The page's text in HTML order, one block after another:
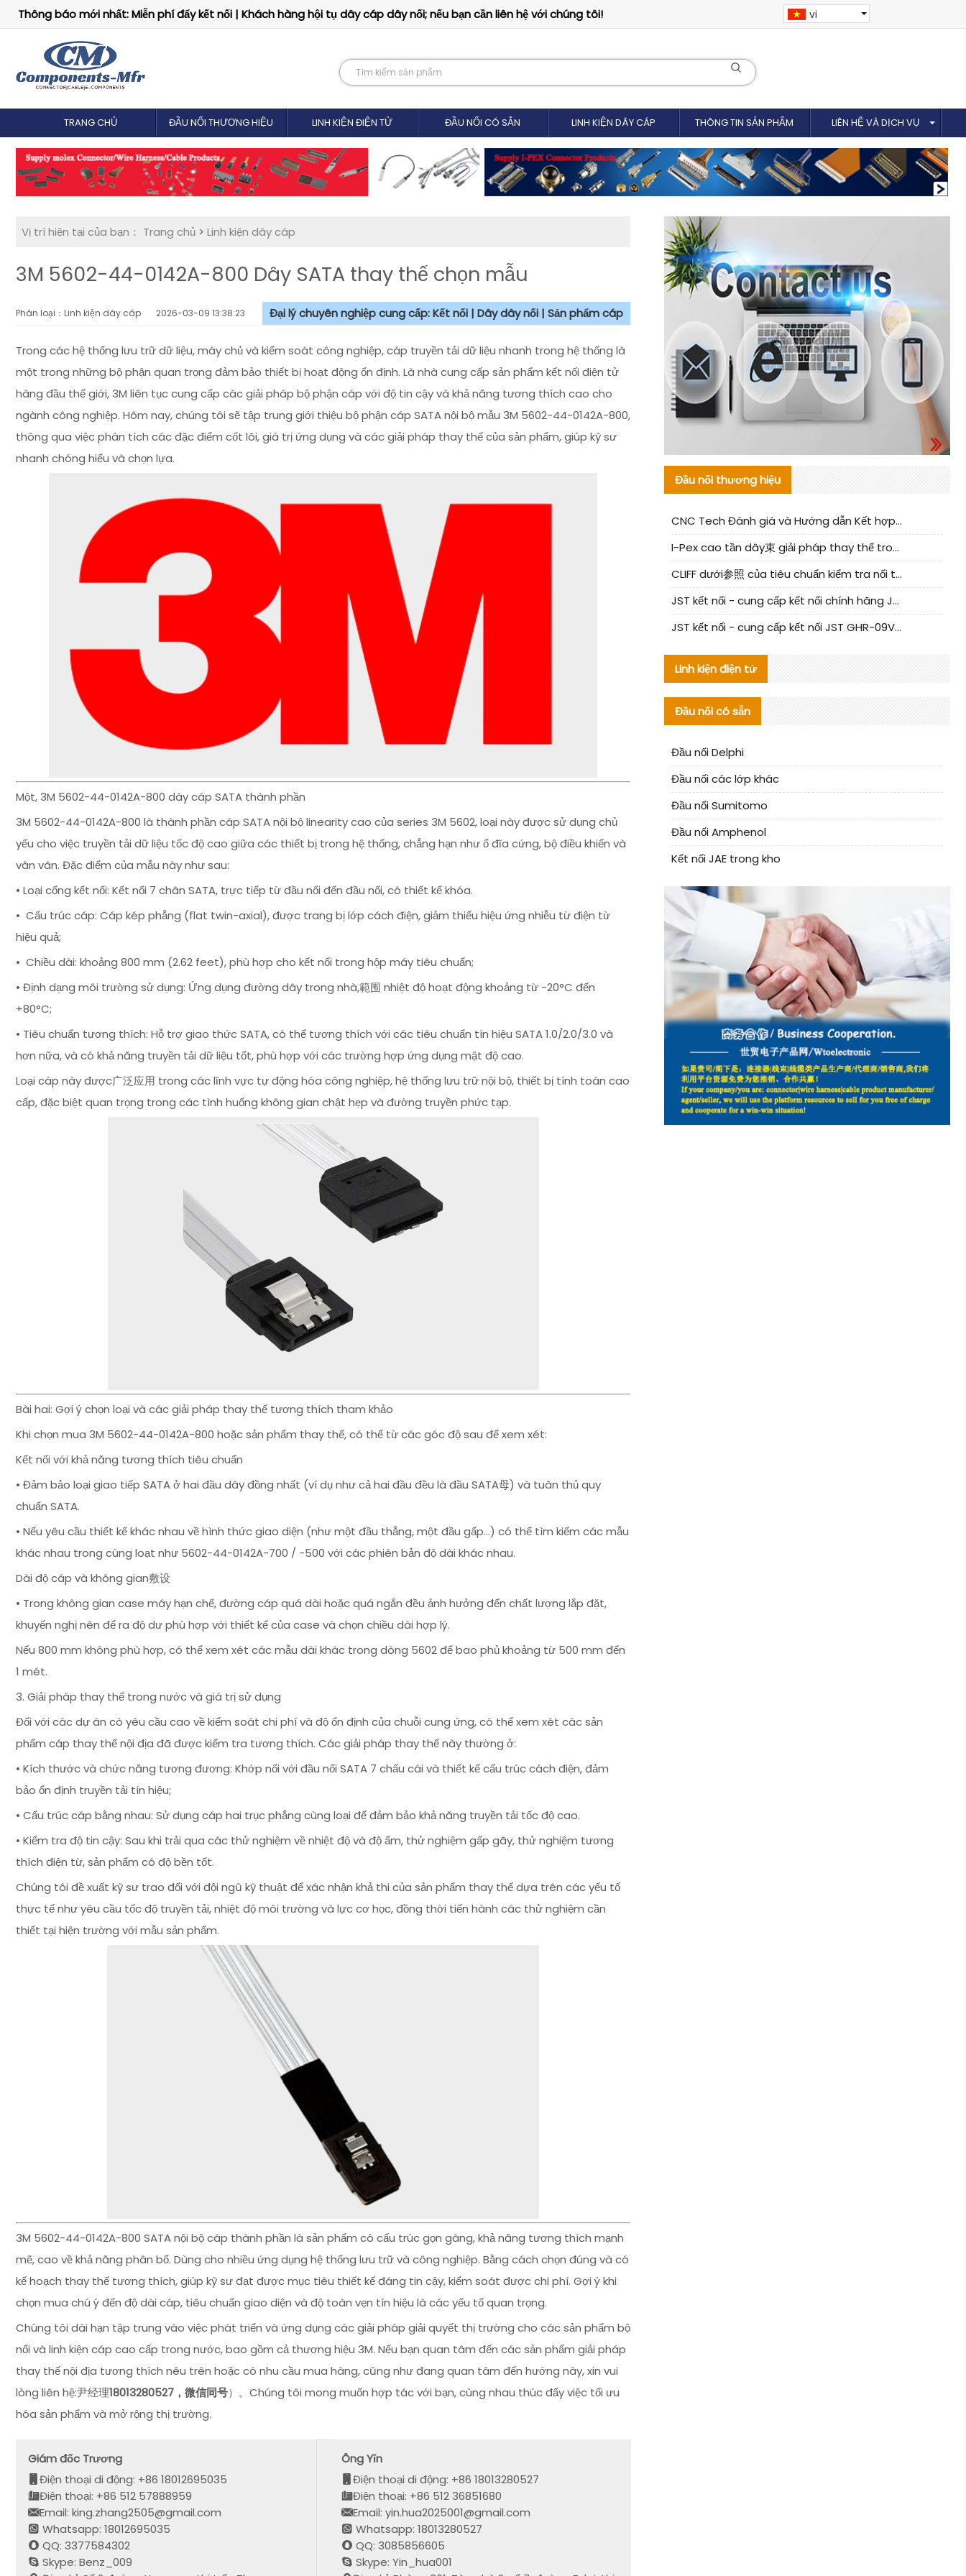
Thông báo mới nhất: Miễn phí đẩy kết nối | Khách hàng hội tụ dây cáp dây nối; nếu bạn cần liên hệ với chúng tôi! vi
TRANG CHỦ ĐẦU NỐI THƯƠNG HIỆU LINH KIỆN ĐIỆN TỬ ĐẦU NỐI CÓ SẴN LINH KIỆN DÂY CÁP THÔNG TIN SẢN PHẨM LIÊN HỆ VÀ DỊCH VỤ
Vị trí hiện tại của bạn： Trang chủ > Linh kiện dây cáp
3M 5602-44-0142A-800 Dây SATA thay thế chọn mẫu
Phân loại：Linh kiện dây cáp 2026-03-09 13:38:23 Đại lý chuyên nghiệp cung cấp: Kết nối | Dây dây nối | Sản phẩm cáp
Trong các hệ thống lưu trữ dữ liệu, máy chủ và kiểm soát công nghiệp, cáp truyền tải dữ liệu nhanh trong hệ thống là
một trong những bộ phận quan trọng đảm bảo thiết bị hoạt động ổn định. Là nhà cung cấp sản phẩm kết nối điện tử
hàng đầu thế giới, 3M liên tục cung cấp các giải pháp bộ phận cáp với độ tin cậy và khả năng tương thích cao cho
ngành công nghiệp. Hôm nay, chúng tôi sẽ tập trung giới thiệu bộ phận cáp SATA nội bộ mẫu 3M 5602-44-0142A-800,
thông qua việc phân tích các đặc điểm cốt lõi, giá trị ứng dụng và các giải pháp thay thế của sản phẩm, giúp kỹ sư
nhanh chóng hiểu và chọn lựa.
Một, 3M 5602-44-0142A-800 dây cáp SATA thành phần
3M 5602-44-0142A-800 là thành phần cáp SATA nội bộ linearity cao của series 3M 5602, loại này được sử dụng chủ
yếu cho việc truyền tải dữ liệu tốc độ cao giữa các thiết bị trong hệ thống, chẳng hạn như ổ đĩa cứng, bộ điều khiển và
vân vân. Đặc điểm của mẫu này như sau:
• Loại cổng kết nối: Kết nối 7 chân SATA, trực tiếp từ đầu nối đến đầu nối, có thiết kế khóa.
• Cấu trúc cáp: Cáp kép phẳng (flat twin-axial), được trang bị lớp cách điện, giảm thiểu hiệu ứng nhiễu từ điện từ
hiệu quả;
• Chiều dài: khoảng 800 mm (2.62 feet), phù hợp cho kết nối trong hộp máy tiêu chuẩn;
• Định dạng môi trường sử dụng: Ứng dụng đường dây trong nhà,範围 nhiệt độ hoạt động khoảng từ -20°C đến
+80°C;
• Tiêu chuẩn tương thích: Hỗ trợ giao thức SATA, có thể tương thích với các tiêu chuẩn tín hiệu SATA 1.0/2.0/3.0 và
hơn nữa, và có khả năng truyền tải dữ liệu tốt, phù hợp với các trường hợp ứng dụng mật độ cao.
Loại cáp này được广泛应用 trong các lĩnh vực tự động hóa công nghiệp, hệ thống lưu trữ nội bộ, thiết bị tính toán cao
cấp, đặc biệt quan trọng trong các tình huống không gian chật hẹp và đường truyền phức tạp.
Bài hai: Gợi ý chọn loại và các giải pháp thay thế tương thích tham khảo
Khi chọn mua 3M 5602-44-0142A-800 hoặc sản phẩm thay thế, có thể từ các góc độ sau để xem xét:
Kết nối với khả năng tương thích tiêu chuẩn
• Đảm bảo loại giao tiếp SATA ở hai đầu dây đồng nhất (ví dụ như cả hai đầu đều là đầu SATA母) và tuân thủ quy
chuẩn SATA.
• Nếu yêu cầu thiết kế khác nhau về hình thức giao diện (như một đầu thẳng, một đầu gấp...) có thể tìm kiếm các mẫu
khác nhau trong cùng loạt như 5602-44-0142A-700 / -500 với các phiên bản độ dài khác nhau.
Dài độ cáp và không gian敷设
• Trong không gian case máy hạn chế, đường cáp quá dài hoặc quá ngắn đều ảnh hưởng đến chất lượng lắp đặt,
khuyến nghị nên để ra độ dư phù hợp với thiết kế của case và chọn chiều dài hợp lý.
Nếu 800 mm không phù hợp, có thể xem xét các mẫu dài khác trong dòng 5602 để bao phủ khoảng từ 500 mm đến
1 mét.
3. Giải pháp thay thế trong nước và giá trị sử dụng
Đối với các dự án có yêu cầu cao về kiểm soát chi phí và độ ổn định của chuỗi cung ứng, có thể xem xét các sản
phẩm cáp thay thế nội địa đã được kiểm tra tương thích. Các giải pháp thay thế này thường ở:
• Kích thước và chức năng tương đương: Khớp nối với đầu nối SATA 7 chấu cái và thiết kế cấu trúc cách điện, đảm
bảo ổn định truyền tải tín hiệu;
• Cấu trúc cáp bằng nhau: Sử dụng cáp hai trục phẳng cùng loại để đảm bảo khả năng truyền tải tốc độ cao.
• Kiểm tra độ tin cậy: Sau khi trải qua các thử nghiệm về nhiệt độ và độ ẩm, thử nghiệm gấp gãy, thử nghiệm tương
thích điện từ, sản phẩm có độ bền tốt.
Chúng tôi đề xuất kỹ sư trao đổi với đội ngũ kỹ thuật để xác nhận khả thi của sản phẩm thay thế dựa trên các yếu tố
thực tế như yêu cầu tốc độ truyền tải, nhiệt độ môi trường và lực cơ học, đồng thời tiến hành các thử nghiệm cần
thiết tại hiện trường với mẫu sản phẩm.
3M 5602-44-0142A-800 SATA nội bộ cáp thành phần là sản phẩm có cấu trúc gọn gàng, khả năng tương thích mạnh
mẽ, cao về khả năng phân bổ. Dùng cho nhiều ứng dụng hệ thống lưu trữ và công nghiệp. Bằng cách chọn đúng và có
kế hoạch thay thế tương thích, giúp kỹ sư đạt được mục tiêu thiết kế đáng tin cậy, kiểm soát được chi phí. Gợi ý khi
chọn mua chú ý đến độ dài cáp, tiêu chuẩn giao diện và độ toàn vẹn tín hiệu là các yếu tố quan trọng.
Chúng tôi dài hạn tập trung vào việc phát triển và ứng dụng các giải pháp giải quyết thị trường cho các sản phẩm bộ
nối và linh kiện cáp cao cấp trong nước, bao gồm cả thương hiệu 3M. Nếu bạn quan tâm đến các sản phẩm giải pháp
thay thế nội địa tương thích nêu trên hoặc có nhu cầu mua hàng, cũng như đang quan tâm đến hướng này, xin vui
lòng liên hệ:尹经理18013280527，微信同号）。Chúng tôi mong muốn hợp tác với bạn, cùng nhau thúc đẩy việc tối ưu
hóa sản phẩm và mở rộng thị trường.
Giám đốc Trương
Điện thoại di động: +86 18012695035
Điện thoại: +86 512 57888959
Email: king.zhang2505@gmail.com
Whatsapp: 18012695035
QQ: 3377584302
Skype: Benz_009
Ông Yǐn
Điện thoại di động: +86 18013280527
Điện thoại: +86 512 36851680
Email: yin.hua2025001@gmail.com
Whatsapp: 18013280527
QQ: 3085856605
Skype: Yin_hua001
Đầu nối thương hiệu
CNC Tech Đánh giá và Hướng dẫn Kết hợp Sản xuất Linh kiện Cable Nội địa
I-Pex cao tần dây束 giải pháp thay thế trong nước phân tích
CLIFF dưới参照 của tiêu chuẩn kiểm tra nối tiếp器 trong nước được cập nhật
JST kết nối - cung cấp kết nối chính hãng JST NSHR-02V-S | sản phẩm thay thế
JST kết nối - cung cấp kết nối JST GHR-09V-S chính hãng | hàng thay thế
Linh kiện điện tử
Đầu nối có sẵn
Đầu nối Delphi
Đầu nối các lớp khác
Đầu nối Sumitomo
Đầu nối Amphenol
Kết nối JAE trong kho